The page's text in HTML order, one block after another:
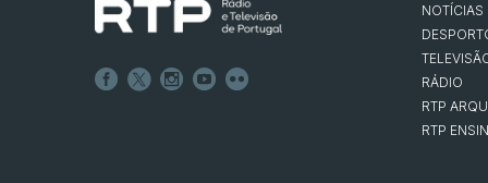
NOTÍCIAS
RÁDIO
RTP
RTP